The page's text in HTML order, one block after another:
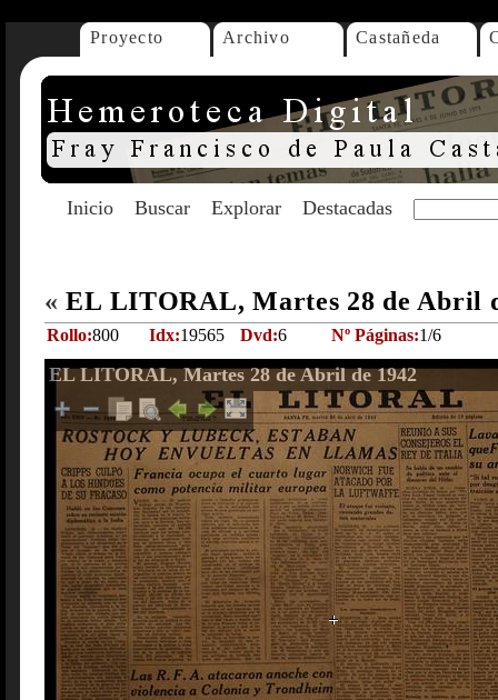
Proyecto Archivo Castañeda
Inicio Buscar Explorar Destacadas
« EL LITORAL, Martes 28 de Abril
Rollo:800 Idx:19565 Dvd:6 Nº Páginas:1/6
EL LITORAL, Martes 28 de Abril de 1942